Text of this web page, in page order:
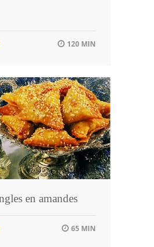
120 MIN
en amandes
65 MIN